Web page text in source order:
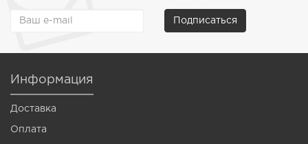
Подписаться
Информация
Доставка
Оплата